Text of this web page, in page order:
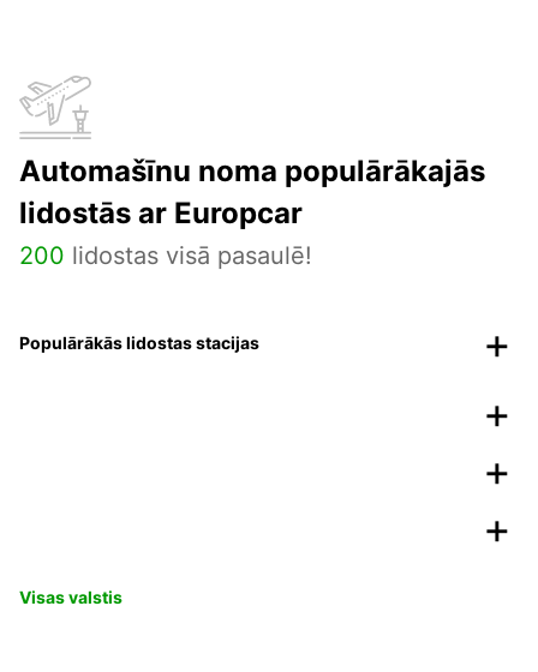
Automašīnu noma populārākajās
lidostās ar Europcar
200 lidostas visā pasaulē!
Populārākās lidostas stacijas
Visas valstis